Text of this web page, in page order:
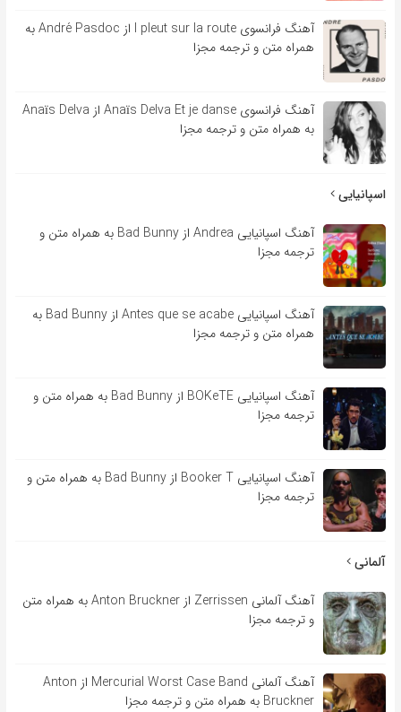
آهنگ فرانسوی l pleut sur la route از André Pasdoc به
همراه متن و ترجمه مجزا
آهنگ فرانسوی Anaïs Delva Et je danse از Anaïs Delva
به همراه متن و ترجمه مجزا
اسپانیایی
آهنگ اسپانیایی Andrea از Bad Bunny به همراه متن و
ترجمه مجزا
آهنگ اسپانیایی Antes que se acabe از Bad Bunny به
همراه متن و ترجمه مجزا
آهنگ اسپانیایی BOKeTE از Bad Bunny به همراه متن و
ترجمه مجزا
آهنگ اسپانیایی Booker T از Bad Bunny به همراه متن و
ترجمه مجزا
آلمانی
آهنگ آلمانی Zerrissen از Anton Bruckner به همراه متن
و ترجمه مجزا
آهنگ آلمانی Mercurial Worst Case Band از Anton
Bruckner به همراه متن و ترجمه مجزا